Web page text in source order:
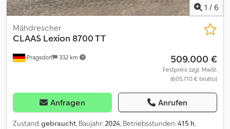
1 / 6
Pragsdorf 332 km
Mähdrescher
CLAAS Lexion 8700 TT
509.000 €
Festpreis zzgl. MwSt.
(605.710 € brutto)
Anfragen Anrufen
Zustand:gebraucht, Baujahr:2024, Betriebsstunden:415 h,